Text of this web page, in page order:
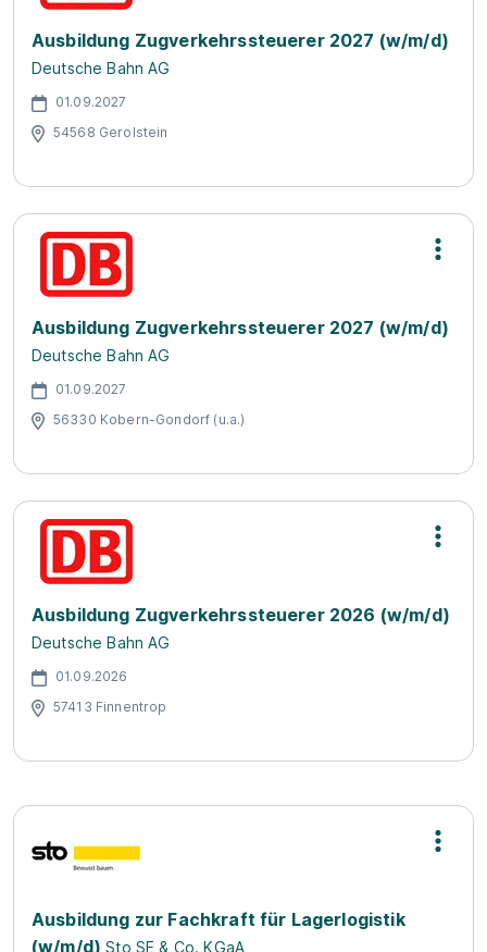
Ausbildung Zugverkehrssteuerer 2027 (w/m/d)
Deutsche Bahn AG
01.09.2027
54568 Gerolstein
Ausbildung Zugverkehrssteuerer 2027 (w/m/d)
Deutsche Bahn AG
01.09.2027
56330 Kobern-Gondorf (u.a.)
Ausbildung Zugverkehrssteuerer 2026 (w/m/d)
Deutsche Bahn AG
01.09.2026
57413 Finnentrop
Ausbildung zur Fachkraft für Lagerlogistik
(w/m/d) Sto SE & Co. KGaA